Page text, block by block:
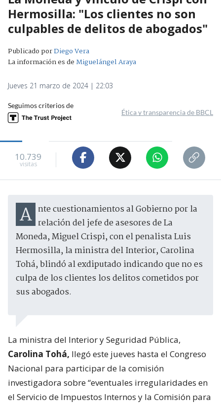
Hermosilla: "Los clientes no son
culpables de delitos de abogados"
Publicado porDiego Vera
La información es deMiguelángel Araya
Jueves 21 marzo de 2024 | 22:03
Seguimos criterios de
Ética y transparencia de BBCL
10.739
visitas
Ante cuestionamientos al Gobierno por la relación del jefe de asesores de La
Moneda, Miguel Crispi, con el penalista Luis
Hermosilla, la ministra del Interior, Carolina
Tohá, blindó al exdiputado indicando que no es
culpa de los clientes los delitos cometidos por
sus abogados.
La ministra del Interior y Seguridad Pública,
Carolina Tohá, llegó este jueves hasta el Congreso
Nacional para participar de la comisión
investigadora sobre “eventuales irregularidades en
el Servicio de Impuestos Internos y la Comisión para